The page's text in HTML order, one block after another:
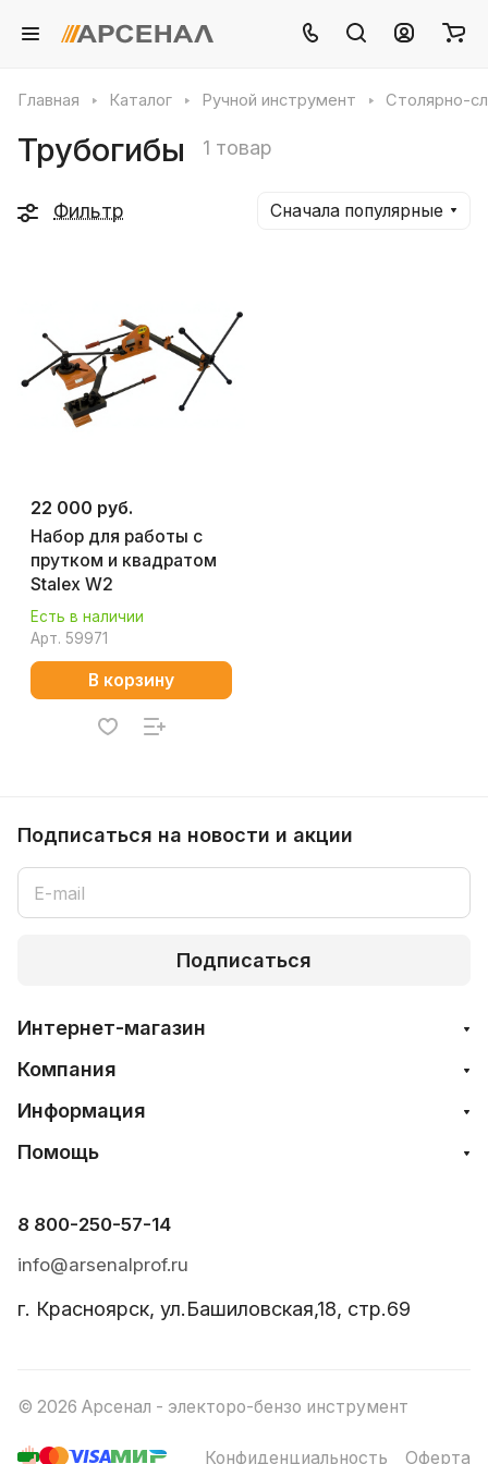
Главная Каталог Ручной инструмент Столярно-
Трубогибы 1 товар
Фильтр Сначала популярные
22 000 руб.
Набор для работы с
прутком и квадратом
Stalex W2
Есть в наличии
Арт. 59971
В корзину
Подписаться на новости и акции
Подписаться
Интернет-магазин
Компания
Информация
Помощь
8 800-250-57-14
info@arsenalprof.ru
г. Красноярск, ул.Башиловская,18, стр.69
© 2026 Арсенал - электоро-бензо инструмент
Конфиденциальность Оферта